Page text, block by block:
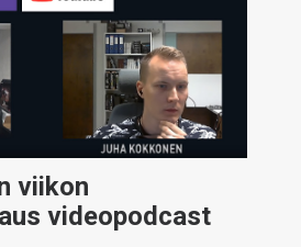
viikon
videopodcast